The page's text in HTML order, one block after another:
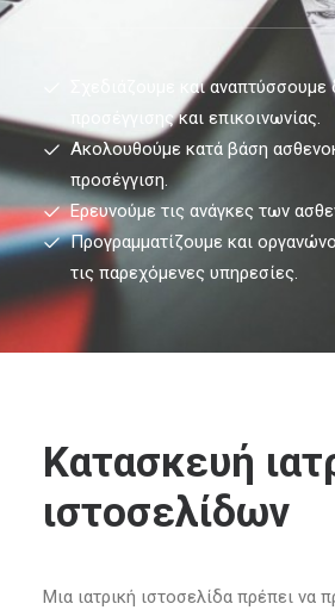
Σχεδιάζουμε και
προσέγγισης και επικοινωνίας.
Ακολουθούμε κατά βάση
προσέγγιση.
Ερευνούμε τις ανάγκες των
Προγραμματίζουμε και
τις παρεχόμενες υπηρεσίες.
Κατασκευή
ιστοσελίδων
Μια ιατρική ιστοσελίδα πρέπει να